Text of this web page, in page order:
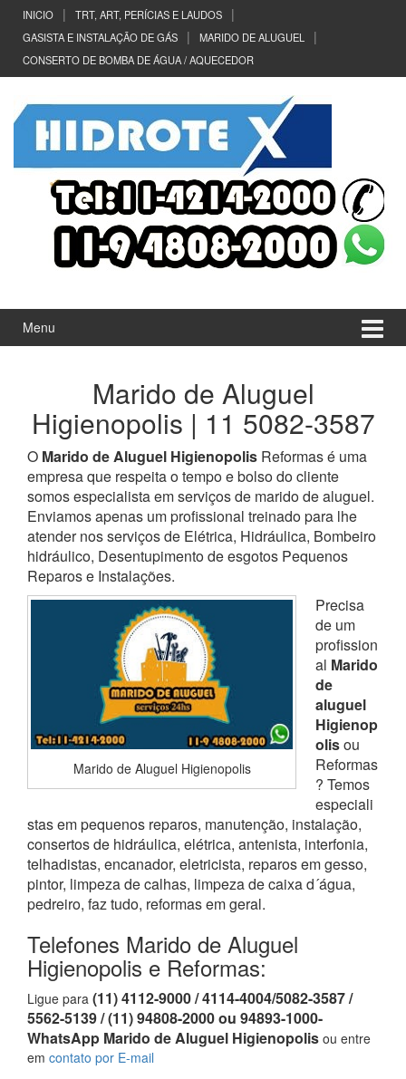
Conteúdo
Pular
menu
principal
INICIO
TRT, ART, PERÍCIAS E LAUDOS
GASISTA E INSTALAÇÃO DE GÁS
MARIDO DE ALUGUEL
CONSERTO DE BOMBA DE ÁGUA / AQUECEDOR
Menu
Marido de Aluguel
Higienopolis | 11 5082-3587
O Marido de Aluguel Higienopolis Reformas é uma
empresa que respeita o tempo e bolso do cliente
somos especialista em serviços de marido de aluguel.
Enviamos apenas um profissional treinado para lhe
atender nos serviços de Elétrica, Hidráulica, Bombeiro
hidráulico, Desentupimento de esgotos Pequenos
Reparos e Instalações.
Marido de Aluguel Higienopolis
Precisa
de um
profission
al Marido
de
aluguel
Higienop
olisou
Reformas
? Temos
especiali
stas em pequenos reparos, manutenção, instalação,
consertos de hidráulica, elétrica, antenista, interfonia,
telhadistas, encanador, eletricista, reparos em gesso,
pintor, limpeza de calhas, limpeza de caixa d´água,
pedreiro, faz tudo, reformas em geral.
Telefones Marido de Aluguel
Higienopolis e Reformas:
Ligue para (11) 4112-9000 / 4114-4004/5082-3587 /
5562-5139 / (11) 94808-2000 ou 94893-1000-
WhatsApp Marido de Aluguel Higienopolis ou entre
em contato por E-mail